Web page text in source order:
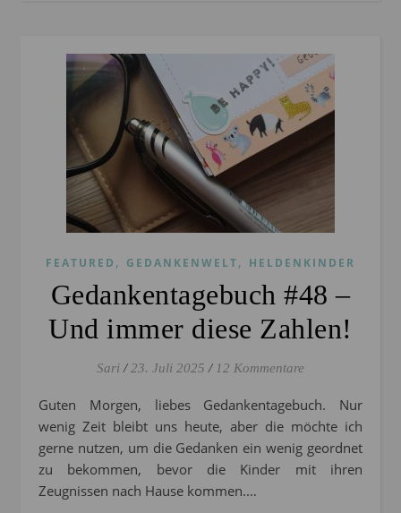
FEATURED , GEDANKENWELT, HELDENKINDER
Gedankentagebuch #48 –
Und immer diese Zahlen!
Sari / 23. Juli 2025 / 12 Kommentare
Guten Morgen, liebes Gedankentagebuch. Nur
wenig Zeit bleibt uns heute, aber die möchte ich
gerne nutzen, um die Gedanken ein wenig geordnet
zu bekommen, bevor die Kinder mit ihren
Zeugnissen nach Hause kommen.…